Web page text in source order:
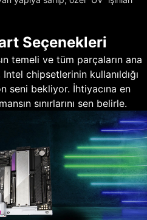
Seçenekleri
temeli ve tüm parçaların ana
chipsetlerinin kullanıldığı
seni bekliyor. İhtiyacına en
sınırlarını sen belirle.